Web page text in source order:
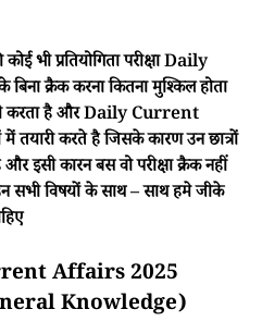
भी प्रतियोगिता परीक्षा Daily
क्रैक करना कितना मुश्किल होता
करता है और Daily Current
करते है जिसके कारण उन छात्रों
इसी कारन बस वो परीक्षा क्रैक नहीं
सभी विषयों के साथ – साथ हमे जीके
Affairs 2025
Knowledge)